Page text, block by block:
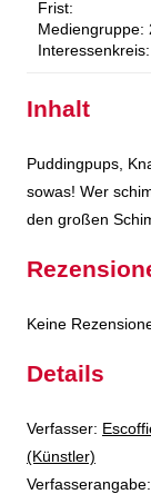
Frist:
Mediengruppe:
Interessenkreis:
Inhalt
Puddingpups,
sowas! Wer
den großen
Keine
Details
Verfasser: Suche
(Künstler)
Verfasserangabe: